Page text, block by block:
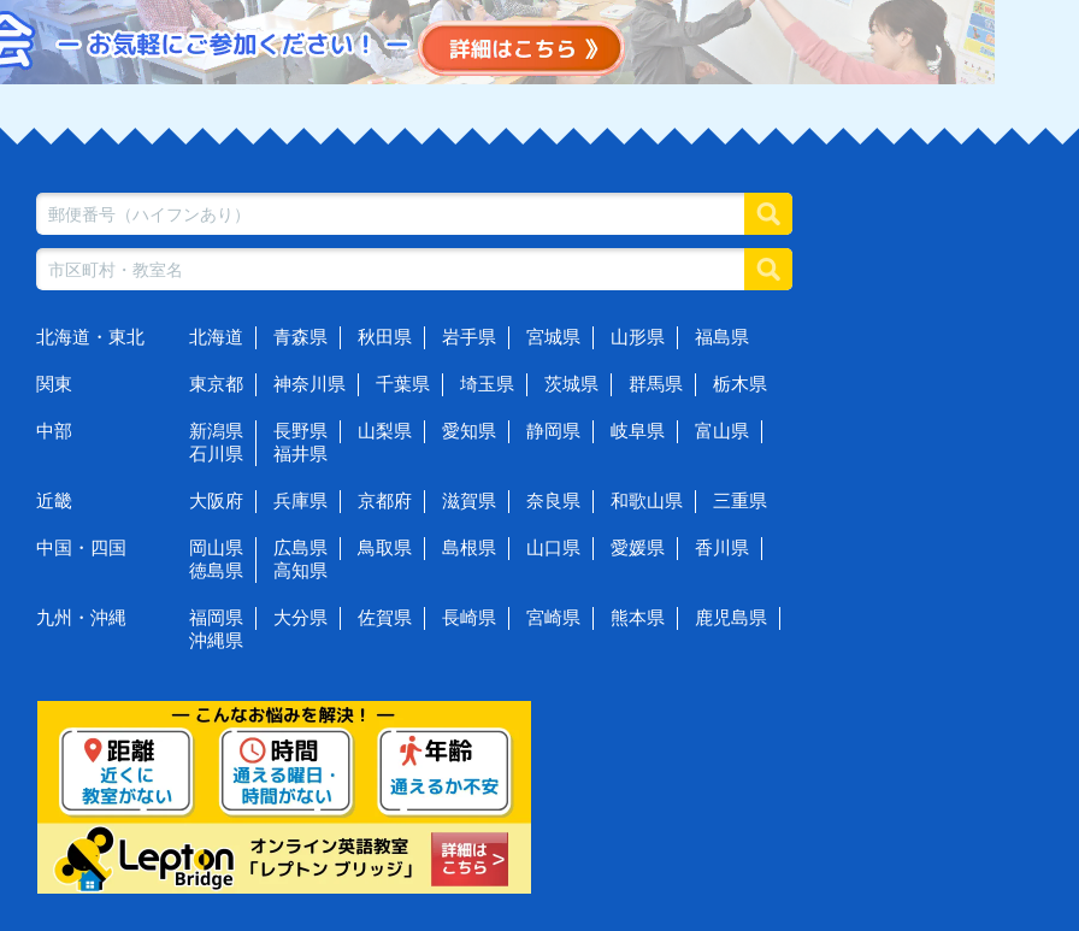
北海道・東北 北海道 青森県 秋田県 岩手県 宮城県 山形県 福島県
関東 東京都 神奈川県 千葉県 埼玉県 茨城県 群馬県 栃木県
中部 新潟県 長野県 山梨県 愛知県 静岡県 岐阜県
富山県
石川県
福井県
近畿 大阪府 兵庫県 京都府 滋賀県 奈良県 和歌山県 三重県
中国・四国 岡山県 広島県 鳥取県 島根県 山口県 愛媛県
香川県
徳島県
高知県
九州・沖縄 福岡県 大分県 佐賀県 長崎県 宮崎県 熊本県
鹿児島県
沖縄県